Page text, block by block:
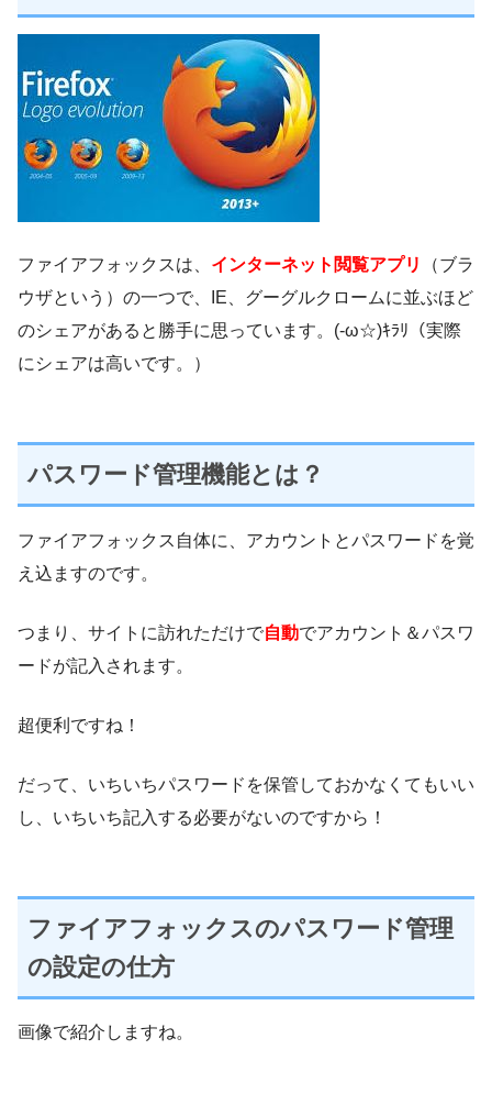
ファイアフォックスは、 インターネット閲覧アプリ
（ブラ
ウザという）の一つで、IE、グーグルクロームに並ぶほど
のシェアがあると勝手に思っています。(-ω☆)ｷﾗﾘ（実際
にシェアは高いです。）
パスワード管理機能とは？
ファイアフォックス自体に、アカウントとパスワードを覚
え込ますのです。
つまり、サイトに訪れただけで自動でアカウント＆パスワ
ードが記入されます。
超便利ですね！
だって、いちいちパスワードを保管しておかなくてもいい
し、いちいち記入する必要がないのですから！
ファイアフォックスのパスワード管理
の設定の仕方
画像で紹介しますね。